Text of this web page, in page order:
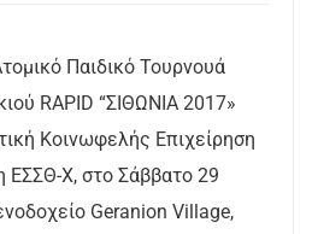
Παιδικό Τουρνουά
RAPID “ΣΙΘΩΝΙΑ 2017»
Κοινωφελής Επιχείρηση
ΕΣΣΘ-Χ, στο Σάββατο 29
Geranion Village,